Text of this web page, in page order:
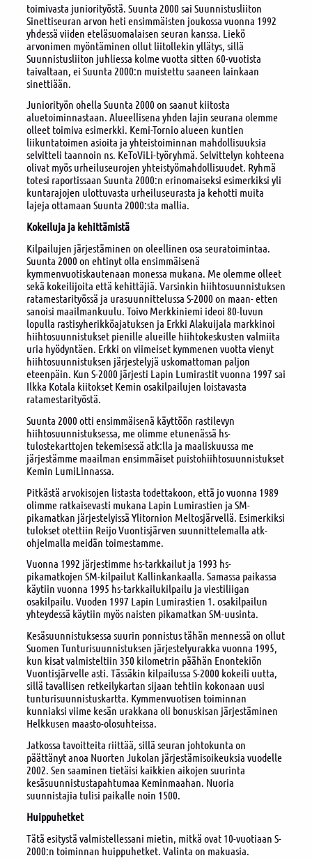
toimivasta juniorityöstä. Suunta 2000 sai Suunnistusliiton
Sinettiseuran arvon heti ensimmäisten joukossa vuonna 1992
yhdessä viiden eteläsuomalaisen seuran kanssa. Liekö
arvonimen myöntäminen ollut liitollekin yllätys, sillä
Suunnistusliiton juhliessa kolme vuotta sitten 60-vuotista
taivaltaan, ei Suunta 2000:n muistettu saaneen lainkaan
sinettiään.
Juniorityön ohella Suunta 2000 on saanut kiitosta
aluetoiminnastaan. Alueellisena yhden lajin seurana olemme
olleet toimiva esimerkki. Kemi-Tornio alueen kuntien
liikuntatoimen asioita ja yhteistoiminnan mahdollisuuksia
selvitteli taannoin ns. KeToViLi-työryhmä. Selvittelyn kohteena
olivat myös urheiluseurojen yhteistyömahdollisuudet. Ryhmä
totesi raportissaan Suunta 2000:n erinomaiseksi esimerkiksi yli
kuntarajojen ulottuvasta urheiluseurasta ja kehotti muita
lajeja ottamaan Suunta 2000:sta mallia.
Kokeiluja ja kehittämistä
Kilpailujen järjestäminen on oleellinen osa seuratoimintaa.
Suunta 2000 on ehtinyt olla ensimmäisenä
kymmenvuotiskautenaan monessa mukana. Me olemme olleet
sekä kokeilijoita että kehittäjiä. Varsinkin hiihtosuunnistuksen
ratamestarityössä ja urasuunnittelussa S-2000 on maan- etten
sanoisi maailmankuulu. Toivo Merkkiniemi ideoi 80-luvun
lopulla rastisyherikköajatuksen ja Erkki Alakuijala markkinoi
hiihtosuunnistukset pienille alueille hiihtokeskusten valmiita
uria hyödyntäen. Erkki on viimeiset kymmenen vuotta vienyt
hiihtosuunnistuksen järjestelyjä uskomattoman paljon
eteenpäin. Kun S-2000 järjesti Lapin Lumirastit vuonna 1997 sai
Ilkka Kotala kiitokset Kemin osakilpailujen loistavasta
ratamestarityöstä.
Suunta 2000 otti ensimmäisenä käyttöön rastilevyn
hiihtosuunnistuksessa, me olimme etunenässä hs-
tulostekarttojen tekemisessä atk:lla ja maaliskuussa me
järjestämme maailman ensimmäiset puistohiihtosuunnistukset
Kemin LumiLinnassa.
Pitkästä arvokisojen listasta todettakoon, että jo vuonna 1989
olimme ratkaisevasti mukana Lapin Lumirastien ja SM-
pikamatkan järjestelyissä Ylitornion Meltosjärvellä. Esimerkiksi
tulokset otettiin Reijo Vuontisjärven suunnittelemalla atk-
ohjelmalla meidän toimestamme.
Vuonna 1992 järjestimme hs-tarkkailut ja 1993 hs-
pikamatkojen SM-kilpailut Kallinkankaalla. Samassa paikassa
käytiin vuonna 1995 hs-tarkkailukilpailu ja viestiliigan
osakilpailu. Vuoden 1997 Lapin Lumirastien 1. osakilpailun
yhteydessä käytiin myös naisten pikamatkan SM-uusinta.
Kesäsuunnistuksessa suurin ponnistus tähän mennessä on ollut
Suomen Tunturisuunnistuksen järjestelyurakka vuonna 1995,
kun kisat valmisteltiin 350 kilometrin päähän Enontekiön
Vuontisjärvelle asti. Tässäkin kilpailussa S-2000 kokeili uutta,
sillä tavallisen retkeilykartan sijaan tehtiin kokonaan uusi
tunturisuunnistuskartta. Kymmenvuotisen toiminnan
kunniaksi viime kesän urakkana oli bonuskisan järjestäminen
Helkkusen maasto-olosuhteissa.
Jatkossa tavoitteita riittää, sillä seuran johtokunta on
päättänyt anoa Nuorten Jukolan järjestämisoikeuksia vuodelle
2002. Sen saaminen tietäisi kaikkien aikojen suurinta
kesäsuunnistustapahtumaa Keminmaahan. Nuoria
suunnistajia tulisi paikalle noin 1500.
Huippuhetket
Tätä esitystä valmistellessani mietin, mitkä ovat 10-vuotiaan S-
2000:n toiminnan huippuhetket. Valinta on makuasia.